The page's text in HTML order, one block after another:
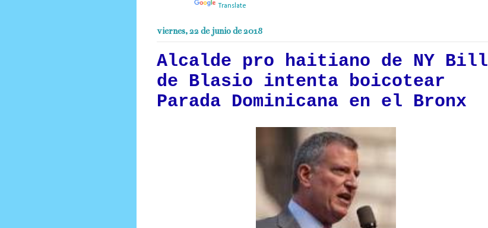
Translate
viernes, 22 de junio de 2018
Alcalde pro haitiano de NY Bill
de Blasio intenta boicotear
Parada Dominicana en el Bronx